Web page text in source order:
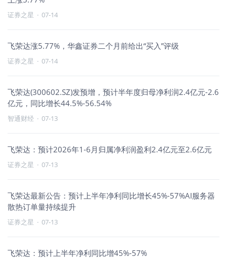
证券之星 · 07-14
飞荣达涨5.77%，华鑫证券二个月前给出“买入”评级
证券之星 · 07-14
飞荣达(300602.SZ)发预增，预计半年度归母净利润2.4亿元-2.6
亿元，同比增长44.5%-56.54%
智通财经 · 07-13
飞荣达：预计2026年1-6月归属净利润盈利2.4亿元至2.6亿元
证券之星 · 07-13
飞荣达最新公告：预计上半年净利同比增长45%-57%AI服务器
散热订单量持续提升
证券之星 · 07-13
飞荣达：预计上半年净利同比增45%-57%